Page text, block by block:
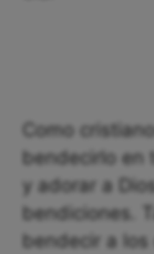
Como
bendecirlo en
y adorar a
bendiciones.
bendecir a